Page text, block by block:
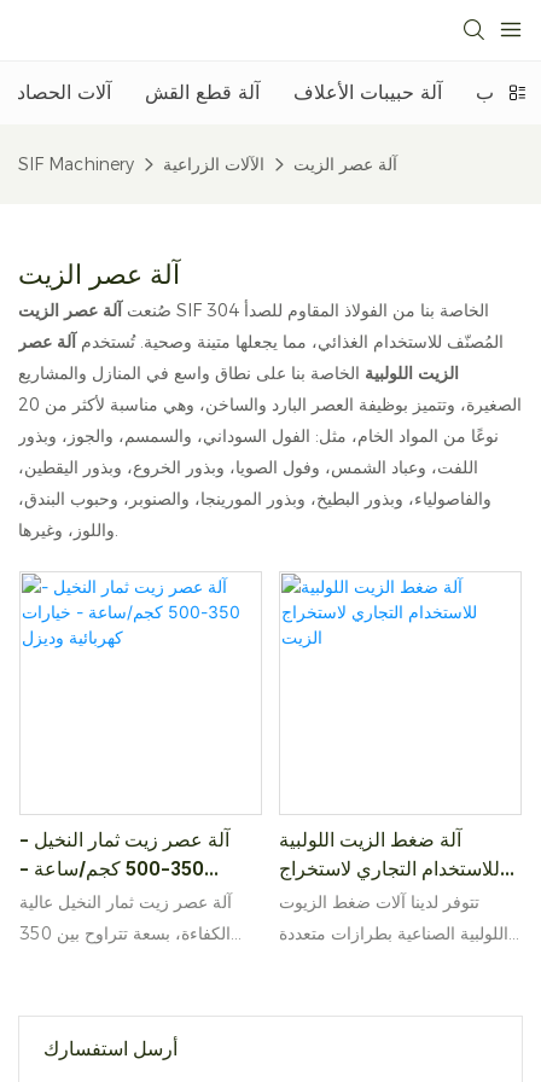
آلات الحصاد آلة قطع القش آلة حبيبات الأعلاف
SIF Machinery الآلات الزراعية آلة عصر الزيت
آلة عصر الزيت
صُنعت آلة عصر الزيت
SIF الخاصة بنا من الفولاذ المقاوم للصدأ 304
المُصنّف للاستخدام الغذائي، مما يجعلها متينة وصحية. تُستخدم آلة عصر
الزيت اللولبية الخاصة بنا على نطاق واسع في المنازل والمشاريع
الصغيرة، وتتميز بوظيفة العصر البارد والساخن، وهي مناسبة لأكثر من 20
نوعًا من المواد الخام، مثل: الفول السوداني، والسمسم، والجوز، وبذور
اللفت، وعباد الشمس، وفول الصويا، وبذور الخروع، وبذور اليقطين،
والفاصولياء، وبذور البطيخ، وبذور المورينجا، والصنوبر، وحبوب البندق،
واللوز، وغيرها.
أرسل استفسارك
آلة عصر زيت ثمار النخيل -
350-500 كجم/ساعة -
خيارات كهربائية وديزل
آلة عصر زيت ثمار النخيل عالية
الكفاءة، بسعة تتراوح بين 350
صغير (1400*600*820 مم)، مع
آلة ضغط الزيت اللولبية
للاستخدام التجاري لاستخراج
الزيت
تتوفر لدينا آلات ضغط الزيوت
اللولبية الصناعية بطرازات متعددة